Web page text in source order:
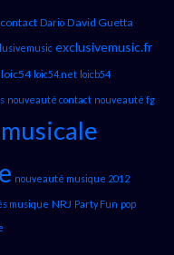
contact Dario David Guetta
exclusivemusic.fr
loic54 loic54.net loicb54
nouveauté contact nouveauté fg
nouveauté musique 2012
musique NRJ Party Fun pop